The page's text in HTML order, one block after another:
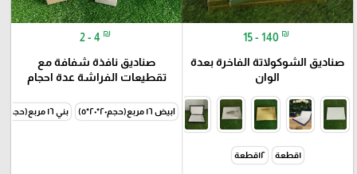
15 - 140 ₪
صناديق الشوكولاتة الفاخرة بعدة
الوان
١قطعة ١٢قطعة
2 - 4 ₪
صناديق نافذة شفافة مع
تقطيعات الفراشة عدة احجام
ابيض ١٦ مربع(حجم٢٠*٢٠*٥) بني ١٦ مربع(حجم٢٠*٢٠*٥)